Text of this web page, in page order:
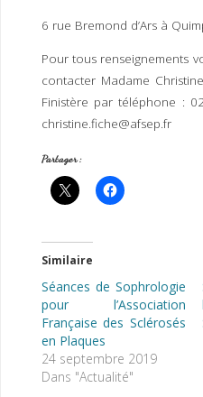
6 rue Bremond d’Ars à
Pour tous renseignements
contacter Madame
Finistère par téléphone :
christine.fiche@afsep.fr
Partager :
Similaire
Séances de Sophrologie
pour l’Association
Française des Sclérosés
en Plaques
24 septembre 2019
Dans "Actualité"